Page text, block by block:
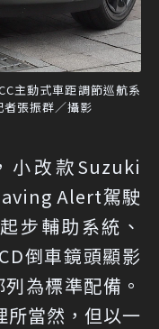
主動式車距調節巡航系
張振群／攝影
小改款Suzuki
Alert駕駛
步輔助系統、
倒車鏡頭顯影
為標準配備。
所當然，但以一